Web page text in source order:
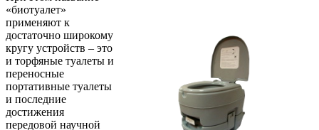
«биотуалет»
применяют к
достаточно широкому
кругу устройств – это
и торфяные туалеты и
переносные
портативные туалеты
и последние
достижения
передовой научной